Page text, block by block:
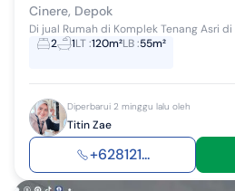
Cinere, Depok
2
1LT:120m²LB:55m²
Diperbarui 2 minggu lalu oleh
Titin Zae
+628121...